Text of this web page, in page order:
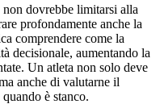
dovrebbe limitarsi alla
profondamente anche la
comprendere come la
decisionale, aumentando la
Un atleta non solo deve
anche di valutarne il
è stanco.